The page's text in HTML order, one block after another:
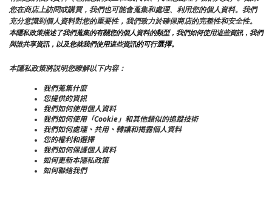
您在商店上訪問或購買，我們也可能會蒐集和處理、利用您的個人資料。我們
充分意識到個人資料對您的重要性，我們致力於確保商店的完整性和安全性。
本隱私政策描述了我們蒐集的有關您的個人資料的類型，我們如何使用這些資訊，我們
與誰共享資訊，以及您就我們使用這些資訊的可行選擇。
本隱私政策將説明您瞭解以下內容：
我們蒐集什麼
您提供的資訊
我們如何使用個人資料
我們如何使用「Cookie」和其他類似的追蹤技術
我們如何處理、共用、轉讓和揭露個人資料
您的權利和選擇
我們如何保護個人資料
如何更新本隱私政策
如何聯絡我們